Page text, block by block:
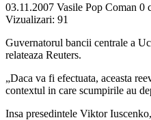
03.11.2007 Vasile Pop Coman 0
Vizualizari: 91
Guvernatorul bancii centrale a
relateaza Reuters.
„Daca va fi efectuata, aceasta
contextul in care scumpirile au
Insa presedintele Viktor